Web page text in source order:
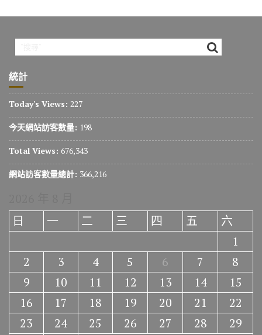
統計
Today's Views: 227
今天網站訪客數量: 198
Total Views: 676,343
網站訪客數量總計: 366,216
日
一 二 三 四 五
六
1
2
3 4 5 6 7
8
9
10 11 12 13 14
15
16
17 18 19 20 21
22
23
24 25 26 27 28
29